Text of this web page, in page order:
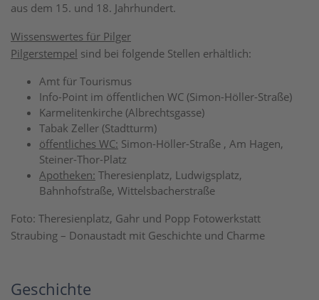
aus dem 15. und 18. Jahrhundert.
Wissenswertes für Pilger
Pilgerstempel sind bei folgende Stellen erhältlich:
Amt für Tourismus
Info-Point im öffentlichen WC (Simon-Höller-Straße)
Karmelitenkirche (Albrechtsgasse)
Tabak Zeller (Stadtturm)
öffentliches WC: Simon-Höller-Straße , Am Hagen,
Steiner-Thor-Platz
Apotheken: Theresienplatz, Ludwigsplatz,
Bahnhofstraße, Wittelsbacherstraße
Foto: Theresienplatz, Gahr und Popp Fotowerkstatt
Straubing – Donaustadt mit Geschichte und Charme
Geschichte